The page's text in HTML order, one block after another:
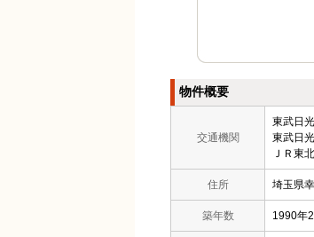
物件概要
交通機関
東武日
東武日
ＪＲ東
住所 埼玉県
築年数 1990年2